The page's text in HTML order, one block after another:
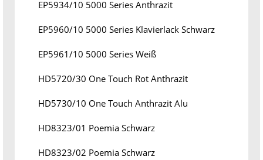
EP5934/10 5000 Series Anthrazit
EP5960/10 5000 Series Klavierlack Schwarz
EP5961/10 5000 Series Weiß
HD5720/30 One Touch Rot Anthrazit
HD5730/10 One Touch Anthrazit Alu
HD8323/01 Poemia Schwarz
HD8323/02 Poemia Schwarz